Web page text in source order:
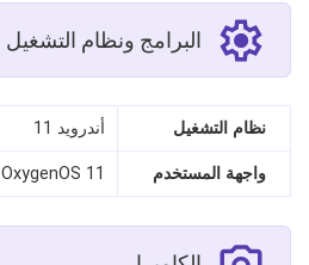
البرامج ونظام التشغيل
نظام التشغيل أندرويد 11
واجهة المستخدم OxygenOS 11